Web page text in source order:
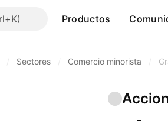
Productos
Sectores Comercio minorista